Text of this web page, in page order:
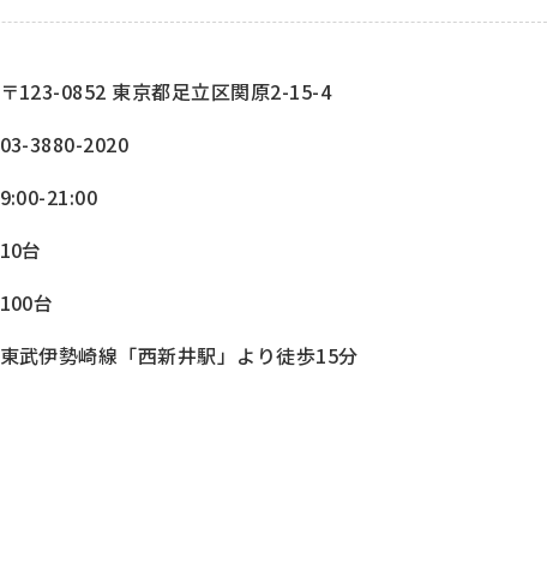
〒123-0852 東京都足立区関原2-15-4
03-3880-2020
9:00-21:00
10台
100台
東武伊勢崎線「西新井駅」より徒歩15分